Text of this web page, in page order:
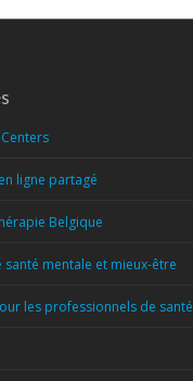
ligne partagé
Belgique
santé mentale et mieux-être
les professionnels de santé